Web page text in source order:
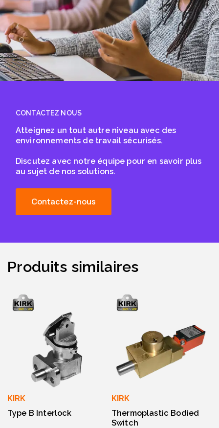
CONTACTEZ NOUS
Atteignez un tout autre niveau avec des
environnements de travail sécurisés.
Discutez avec notre équipe pour en savoir plus
au sujet de nos solutions.
Contactez-nous
Produits similaires
KIRK
Type B Interlock
KIRK
Thermoplastic Bodied
Switch